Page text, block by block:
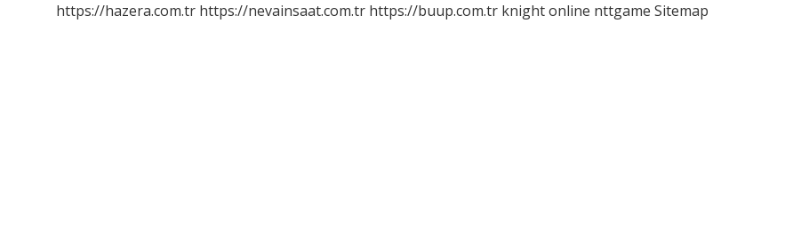
https://hazera.com.tr https://nevainsaat.com.tr https://buup.com.tr knight online nttgame Sitemap